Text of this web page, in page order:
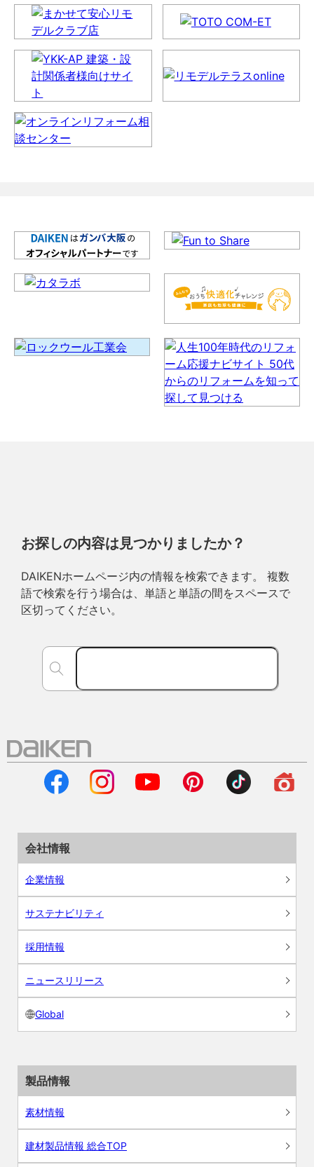
お探しの内容は見つかりましたか？
DAIKENホームページ内の情報を検索できます。 複数
語で検索を行う場合は、単語と単語の間をスペースで
区切ってください。
会社情報
企業情報
サステナビリティ
採用情報
ニュースリリース
Global
製品情報
素材情報
建材製品情報 総合TOP